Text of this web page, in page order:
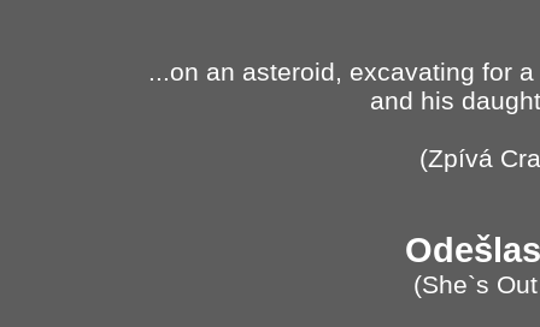
...on an asteroid, excavating for
and his
(Zpívá
(She`s